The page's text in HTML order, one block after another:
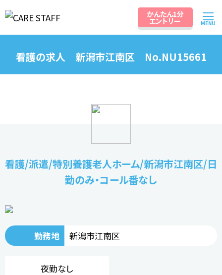
かんたん1分
エントリー MENU
看護の求人 新潟市江南区 No.NU15661
看護/派遣/特別養護老人ホーム/新潟市江南区/日
勤のみ・コール番なし
勤務地 新潟市江南区
夜勤なし